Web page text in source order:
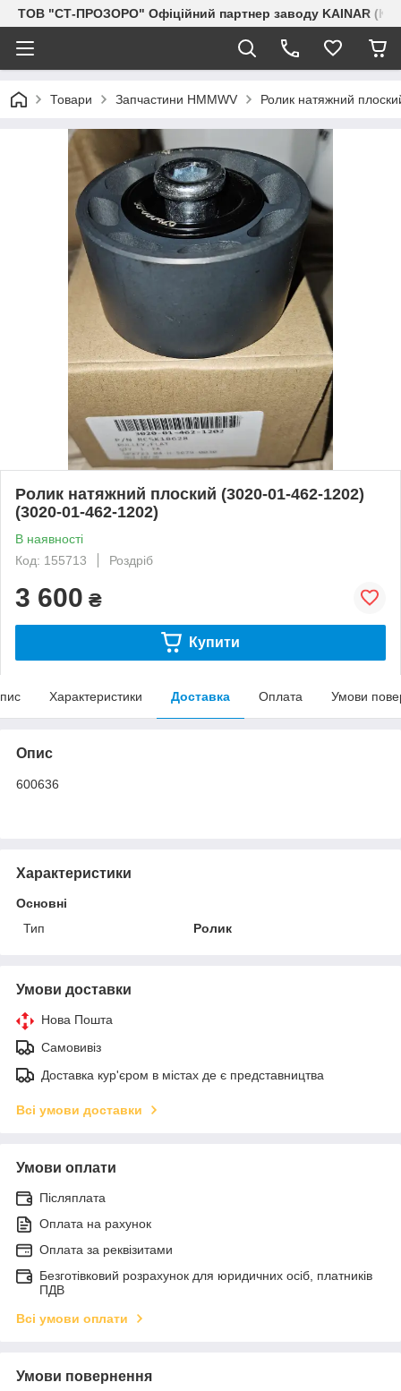
ТОВ "СТ-ПРОЗОРО" Офіційний партнер заводу KAINAR
Товари Запчастини HMMWV Ролик натяжний
Ролик натяжний плоский (3020-01-462-1202)
(3020-01-462-1202)
В наявності
Код: 155713
Роздріб
3 600 ₴
Купити
Характеристики Доставка Оплата Умови
Опис
600636
Характеристики
Основні
Тип
Ролик
Умови доставки
Нова Пошта
Самовивіз
Доставка кур'єром в містах де є представництва
Всі умови доставки
Умови оплати
Післяплата
Оплата на рахунок
Оплата за реквізитами
Безготівковий розрахунок для юридичних осіб, платників
ПДВ
Всі умови оплати
Умови повернення